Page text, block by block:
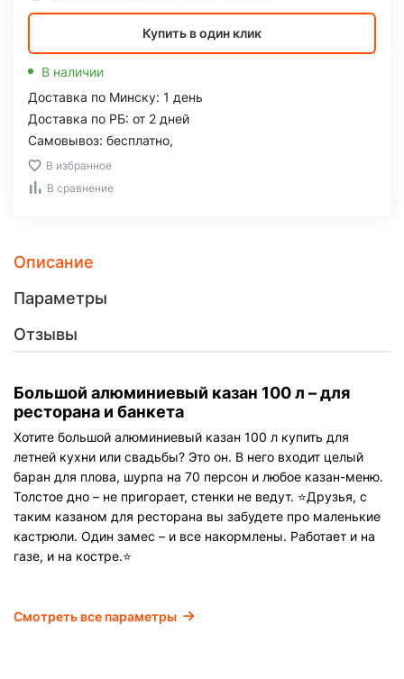
Купить в один клик
В наличии
Доставка по Минску: 1 день
Доставка по РБ: от 2 дней
Самовывоз: бесплатно,
В избранное
В сравнение
Описание
Параметры
Отзывы
Большой алюминиевый казан 100 л – для
ресторана и банкета
Хотите большой алюминиевый казан 100 л купить для
летней кухни или свадьбы? Это он. В него входит целый
баран для плова, шурпа на 70 персон и любое казан-меню.
Толстое дно – не пригорает, стенки не ведут. ⭐️Друзья, с
таким казаном для ресторана вы забудете про маленькие
кастрюли. Один замес – и все накормлены. Работает и на
газе, и на костре.⭐️
Смотреть все параметры